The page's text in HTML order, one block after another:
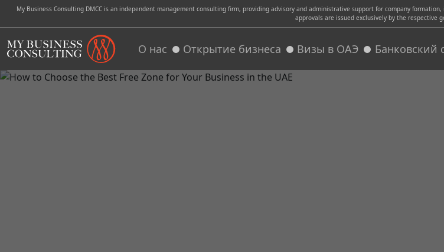
My Business Consulting DMCC is an independent management consulting firm, providing advisory and administrative support for company
approvals are issued exclusively by the respective
О нас Открытие бизнеса Визы в ОАЭ Банковский